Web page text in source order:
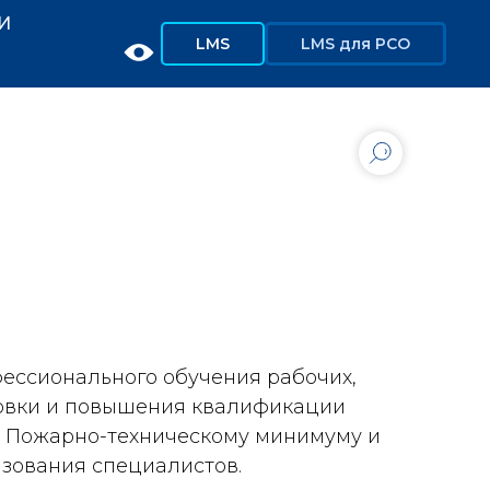
LMS LMS для РСО
обучения рабочих,
и повышения квалификации
Пожарно-техническому минимуму и
специалистов.